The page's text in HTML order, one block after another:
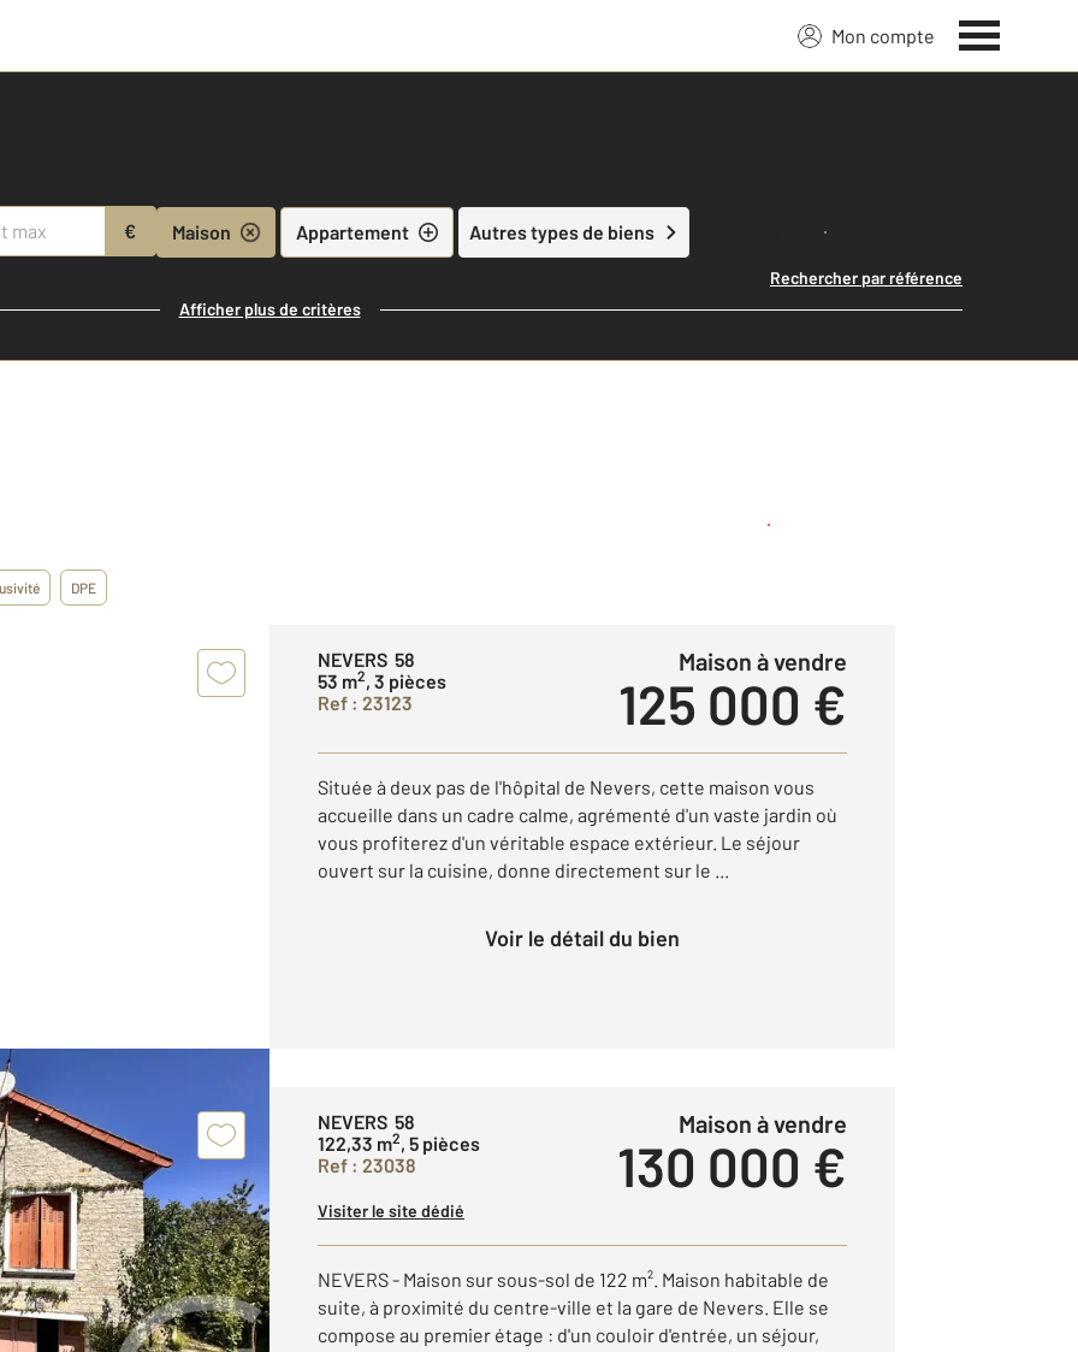
Mon compte
€ Maison Appartement Autres types de biens Lancer ma recherche
Rechercher par référence
Afficher plus de critères
Créer une alerte
DPE
NEVERS 58
53 m2, 3 pièces
Ref : 23123
Maison à vendre
125 000 €
Située à deux pas de l'hôpital de Nevers, cette maison vous
accueille dans un cadre calme, agrémenté d'un vaste jardin où
vous profiterez d'un véritable espace extérieur. Le séjour
ouvert sur la cuisine, donne directement sur le ...
Voir le détail du bien
NEVERS 58
122,33 m2, 5 pièces
Ref : 23038
Maison à vendre
130 000 €
Visiter le site dédié
NEVERS - Maison sur sous-sol de 122 m². Maison habitable de
suite, à proximité du centre-ville et la gare de Nevers. Elle se
compose au premier étage : d'un couloir d'entrée, un séjour,